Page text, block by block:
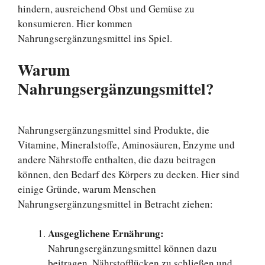
hindern, ausreichend Obst und Gemüse zu
konsumieren. Hier kommen
Nahrungsergänzungsmittel ins Spiel.
Warum
Nahrungsergänzungsmittel?
Nahrungsergänzungsmittel sind Produkte, die
Vitamine, Mineralstoffe, Aminosäuren, Enzyme und
andere Nährstoffe enthalten, die dazu beitragen
können, den Bedarf des Körpers zu decken. Hier sind
einige Gründe, warum Menschen
Nahrungsergänzungsmittel in Betracht ziehen:
Ausgeglichene Ernährung:
Nahrungsergänzungsmittel können dazu